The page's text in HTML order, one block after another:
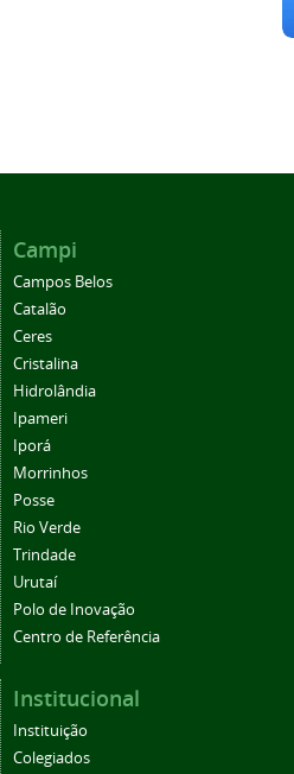
Campi
Campos Belos
Catalão
Ceres
Cristalina
Hidrolândia
Ipameri
Iporá
Morrinhos
Posse
Rio Verde
Trindade
Urutaí
Polo de Inovação
Centro de Referência
Institucional
Instituição
Colegiados